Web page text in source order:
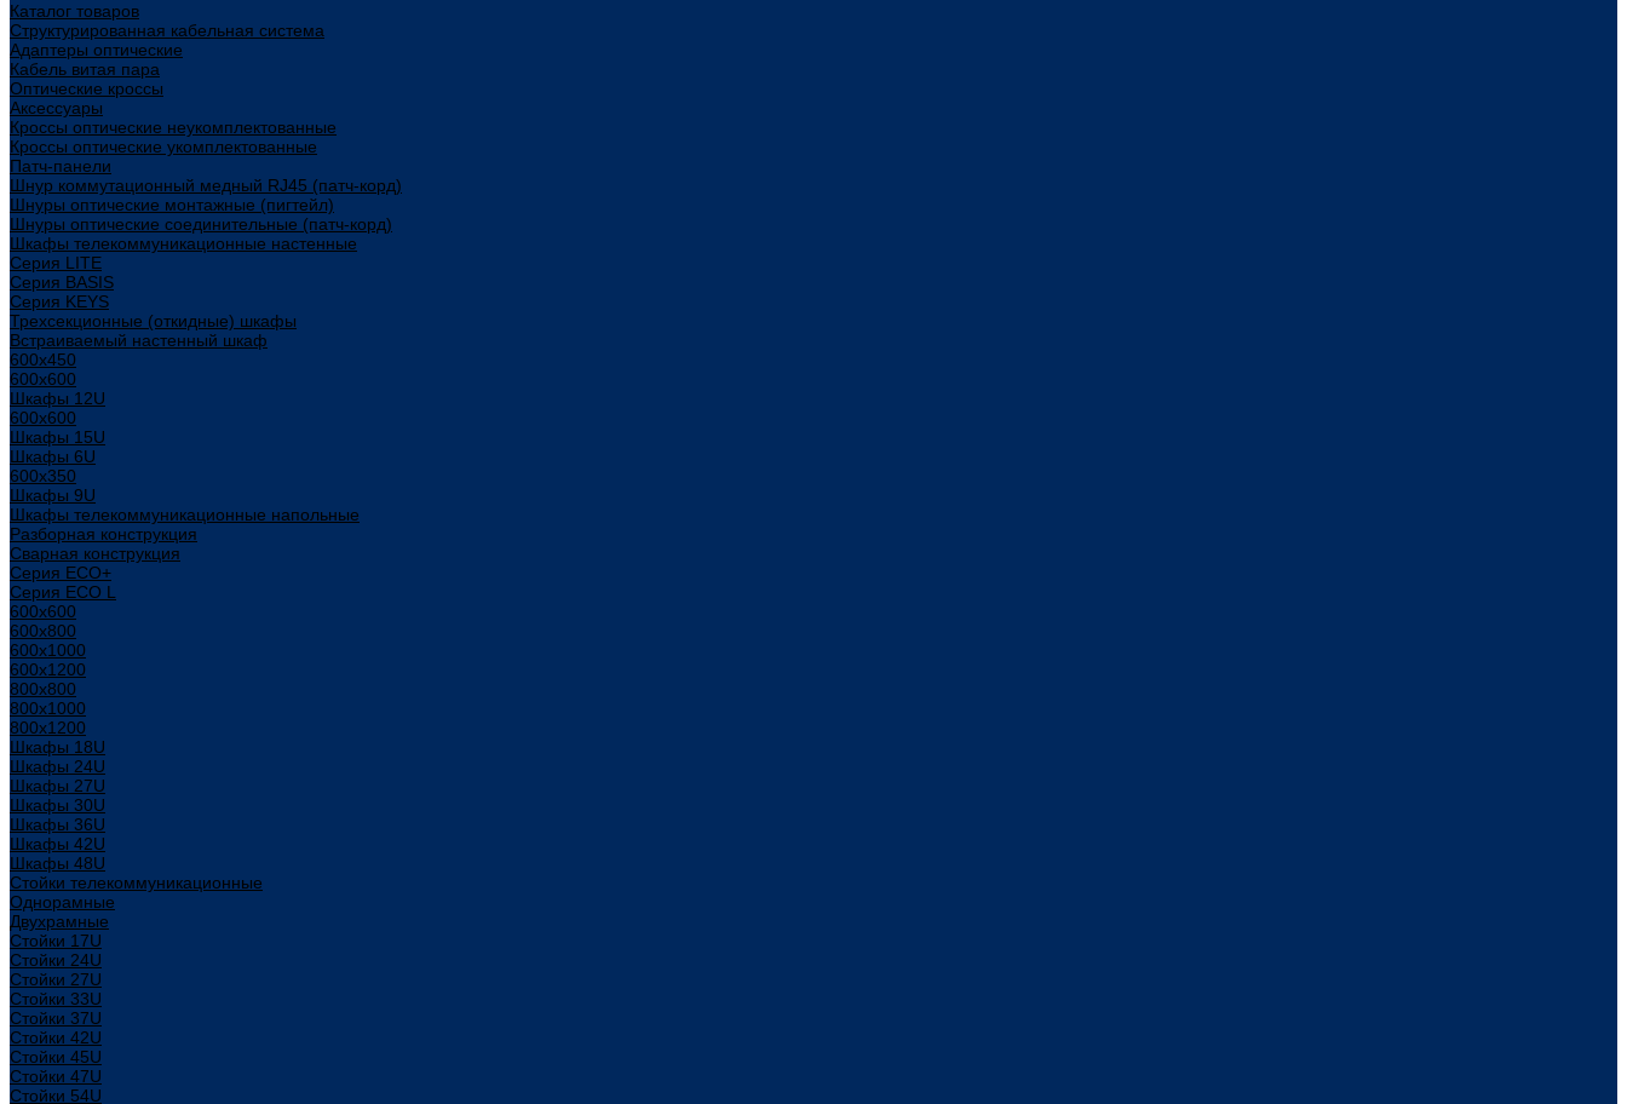
Каталог товаров
Структурированная кабельная система
Адаптеры оптические
Кабель витая пара
Оптические кроссы
Аксессуары
Кроссы оптические неукомплектованные
Кроссы оптические укомплектованные
Патч-панели
Шнур коммутационный медный RJ45 (патч-корд)
Шнуры оптические монтажные (пигтейл)
Шнуры оптические соединительные (патч-корд)
Шкафы телекоммуникационные настенные
Cерия LITE
Cерия BASIS
Cерия KEYS
Трехсекционные (откидные) шкафы
Встраиваемый настенный шкаф
600x450
600x600
Шкафы 12U
600x600
Шкафы 15U
Шкафы 6U
600x350
Шкафы 9U
Шкафы телекоммуникационные напольные
Разборная конструкция
Сварная конструкция
Серия ECO+
Серия ECO L
600x600
600x800
600х1000
600х1200
800x800
800х1000
800х1200
Шкафы 18U
Шкафы 24U
Шкафы 27U
Шкафы 30U
Шкафы 36U
Шкафы 42U
Шкафы 48U
Стойки телекоммуникационные
Однорамные
Двухрамные
Стойки 17U
Стойки 24U
Стойки 27U
Стойки 33U
Стойки 37U
Стойки 42U
Стойки 45U
Стойки 47U
Стойки 54U